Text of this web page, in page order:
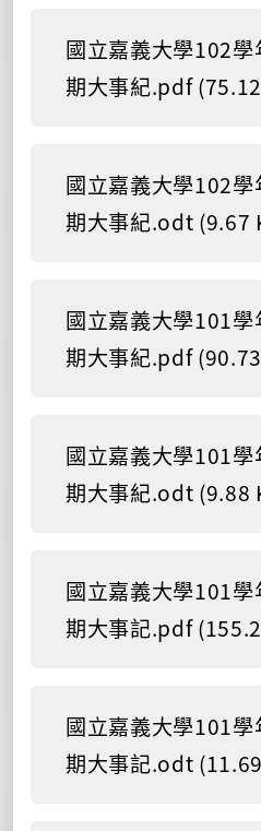
國立嘉義大學102學
期大事紀.pdf
國立嘉義大學102學
期大事紀.odt (9.67
國立嘉義大學101學
期大事紀.pdf
國立嘉義大學101學
期大事紀.odt (9.88
國立嘉義大學101學
期大事記.pdf
國立嘉義大學101學
期大事記.odt